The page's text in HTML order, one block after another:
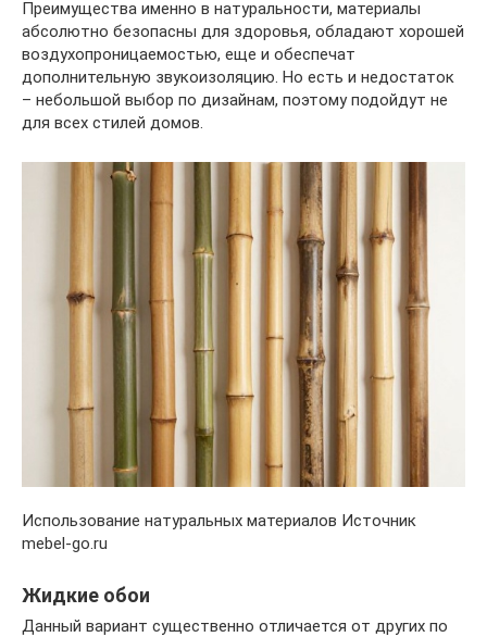
Преимущества именно в натуральности, материалы
абсолютно безопасны для здоровья, обладают хорошей
воздухопроницаемостью, еще и обеспечат
дополнительную звукоизоляцию. Но есть и недостаток
– небольшой выбор по дизайнам, поэтому подойдут не
для всех стилей домов.
Использование натуральных материалов Источник
mebel-go.ru
Жидкие обои
Данный вариант существенно отличается от других по